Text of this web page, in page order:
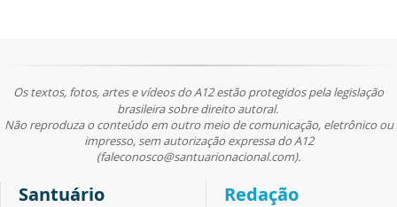
Os textos, fotos, artes e vídeos do A12 estão protegidos pela legislação
brasileira sobre direito autoral.
Não reproduza o conteúdo em outro meio de comunicação, eletrônico ou
impresso, sem autorização expressa do A12
(faleconosco@santuarionacional.com).
Santuário Redação